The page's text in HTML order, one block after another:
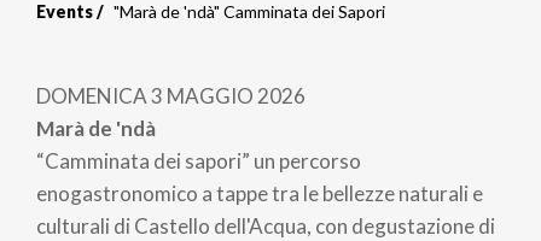
Events "Marà de 'ndà" Camminata dei Sapori
DOMENICA 3 MAGGIO 2026
Marà de 'ndà
“Camminata dei sapori” un percorso
enogastronomico a tappe tra le bellezze naturali e
culturali di Castello dell'Acqua, con degustazione di